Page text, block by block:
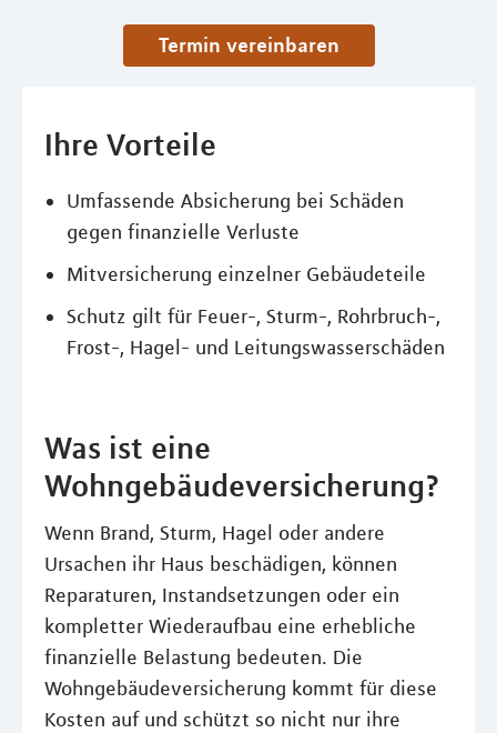
Termin vereinbaren
Ihre Vorteile
Umfassende Absicherung bei Schäden
gegen finanzielle Verluste
Mitversicherung einzelner Gebäudeteile
Schutz gilt für Feuer-, Sturm-, Rohrbruch-,
Frost-, Hagel- und Leitungswasserschäden
Was ist eine
Wohngebäudeversicherung?
Wenn Brand, Sturm, Hagel oder andere
Ursachen ihr Haus beschädigen, können
Reparaturen, Instandsetzungen oder ein
kompletter Wiederaufbau eine erhebliche
finanzielle Belastung bedeuten. Die
Wohngebäudeversicherung kommt für diese
Kosten auf und schützt so nicht nur ihre